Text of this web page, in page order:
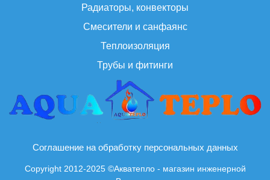
Радиаторы, конвекторы
Смесители и санфаянс
Теплоизоляция
Трубы и фитинги
Соглашение на обработку персональных данных
Copyright 2012-2025 ©Акватепло - магазин инженерной